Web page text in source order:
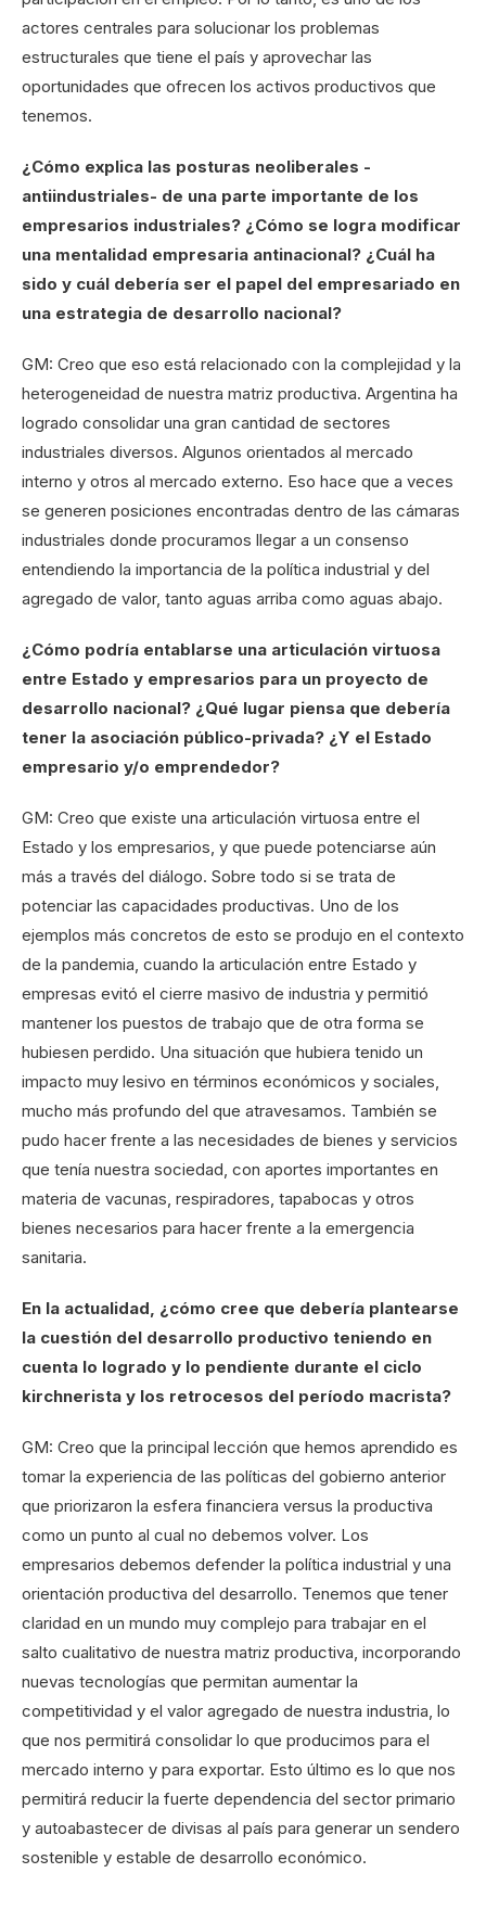
actores centrales para solucionar los problemas
estructurales que tiene el país y aprovechar las
oportunidades que ofrecen los activos productivos que
tenemos.
¿Cómo explica las posturas neoliberales -
antiindustriales- de una parte importante de los
empresarios industriales? ¿Cómo se logra modificar
una mentalidad empresaria antinacional? ¿Cuál ha
sido y cuál debería ser el papel del empresariado en
una estrategia de desarrollo nacional?
GM: Creo que eso está relacionado con la complejidad y la
heterogeneidad de nuestra matriz productiva. Argentina ha
logrado consolidar una gran cantidad de sectores
industriales diversos. Algunos orientados al mercado
interno y otros al mercado externo. Eso hace que a veces
se generen posiciones encontradas dentro de las cámaras
industriales donde procuramos llegar a un consenso
entendiendo la importancia de la política industrial y del
agregado de valor, tanto aguas arriba como aguas abajo.
¿Cómo podría entablarse una articulación virtuosa
entre Estado y empresarios para un proyecto de
desarrollo nacional? ¿Qué lugar piensa que debería
tener la asociación público-privada? ¿Y el Estado
empresario y/o emprendedor?
GM: Creo que existe una articulación virtuosa entre el
Estado y los empresarios, y que puede potenciarse aún
más a través del diálogo. Sobre todo si se trata de
potenciar las capacidades productivas. Uno de los
ejemplos más concretos de esto se produjo en el contexto
de la pandemia, cuando la articulación entre Estado y
empresas evitó el cierre masivo de industria y permitió
mantener los puestos de trabajo que de otra forma se
hubiesen perdido. Una situación que hubiera tenido un
impacto muy lesivo en términos económicos y sociales,
mucho más profundo del que atravesamos. También se
pudo hacer frente a las necesidades de bienes y servicios
que tenía nuestra sociedad, con aportes importantes en
materia de vacunas, respiradores, tapabocas y otros
bienes necesarios para hacer frente a la emergencia
sanitaria.
En la actualidad, ¿cómo cree que debería plantearse
la cuestión del desarrollo productivo teniendo en
cuenta lo logrado y lo pendiente durante el ciclo
kirchnerista y los retrocesos del período macrista?
GM: Creo que la principal lección que hemos aprendido es
tomar la experiencia de las políticas del gobierno anterior
que priorizaron la esfera financiera versus la productiva
como un punto al cual no debemos volver. Los
empresarios debemos defender la política industrial y una
orientación productiva del desarrollo. Tenemos que tener
claridad en un mundo muy complejo para trabajar en el
salto cualitativo de nuestra matriz productiva, incorporando
nuevas tecnologías que permitan aumentar la
competitividad y el valor agregado de nuestra industria, lo
que nos permitirá consolidar lo que producimos para el
mercado interno y para exportar. Esto último es lo que nos
permitirá reducir la fuerte dependencia del sector primario
y autoabastecer de divisas al país para generar un sendero
sostenible y estable de desarrollo económico.